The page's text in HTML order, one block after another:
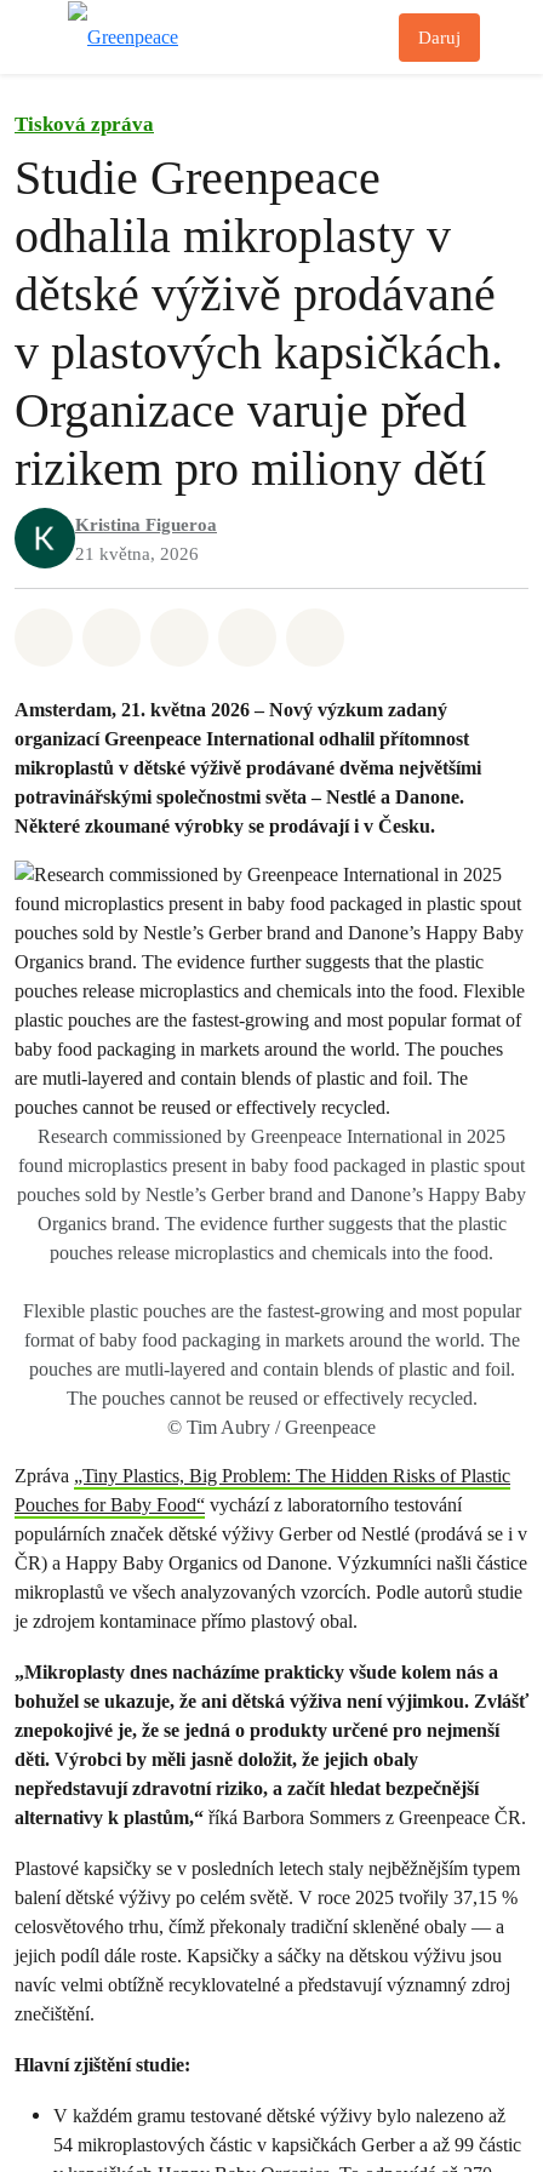
Daruj
Tisková zpráva
Studie Greenpeace
odhalila mikroplasty v
dětské výživě prodávané
v plastových kapsičkách.
Organizace varuje před
rizikem pro miliony dětí
Kristina Figueroa
21 května, 2026
Amsterdam, 21. května 2026 – Nový výzkum zadaný
organizací Greenpeace International odhalil přítomnost
mikroplastů v dětské výživě prodávané dvěma největšími
potravinářskými společnostmi světa – Nestlé a Danone.
Některé zkoumané výrobky se prodávají i v Česku.
Research commissioned by Greenpeace International in 2025
found microplastics present in baby food packaged in plastic spout
pouches sold by Nestle’s Gerber brand and Danone’s Happy Baby
Organics brand. The evidence further suggests that the plastic
pouches release microplastics and chemicals into the food.
Flexible plastic pouches are the fastest-growing and most popular
format of baby food packaging in markets around the world. The
pouches are mutli-layered and contain blends of plastic and foil.
The pouches cannot be reused or effectively recycled.
© Tim Aubry / Greenpeace
Zpráva „Tiny Plastics, Big Problem: The Hidden Risks of Plastic
Pouches for Baby Food“ vychází z laboratorního testování
populárních značek dětské výživy Gerber od Nestlé (prodává se i v
ČR) a Happy Baby Organics od Danone. Výzkumníci našli částice
mikroplastů ve všech analyzovaných vzorcích. Podle autorů studie
je zdrojem kontaminace přímo plastový obal.
„Mikroplasty dnes nacházíme prakticky všude kolem nás a
bohužel se ukazuje, že ani dětská výživa není výjimkou. Zvlášť
znepokojivé je, že se jedná o produkty určené pro nejmenší
děti. Výrobci by měli jasně doložit, že jejich obaly
nepředstavují zdravotní riziko, a začít hledat bezpečnější
alternativy k plastům,“ říká Barbora Sommers z Greenpeace ČR.
Plastové kapsičky se v posledních letech staly nejběžnějším typem
balení dětské výživy po celém světě. V roce 2025 tvořily 37,15 %
celosvětového trhu, čímž překonaly tradiční skleněné obaly — a
jejich podíl dále roste. Kapsičky a sáčky na dětskou výživu jsou
navíc velmi obtížně recyklovatelné a představují významný zdroj
znečištění.
Hlavní zjištění studie:
V každém gramu testované dětské výživy bylo nalezeno až
54 mikroplastových částic v kapsičkách Gerber a až 99 částic